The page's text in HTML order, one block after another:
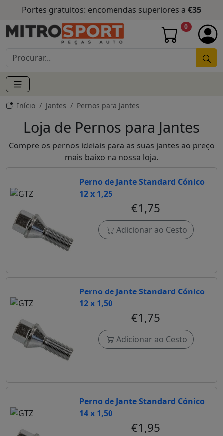
Portes gratuitos: encomendas superiores a €35
0
Início Jantes Pernos para Jantes
Loja de Pernos para Jantes
Compre os pernos ideiais para as suas jantes ao preço
mais baixo na nossa loja.
Perno de Jante Standard Cónico
12 x 1,25
€1,75
Adicionar ao Cesto
Perno de Jante Standard Cónico
12 x 1,50
€1,75
Adicionar ao Cesto
Perno de Jante Standard Cónico
14 x 1,50
€1,95